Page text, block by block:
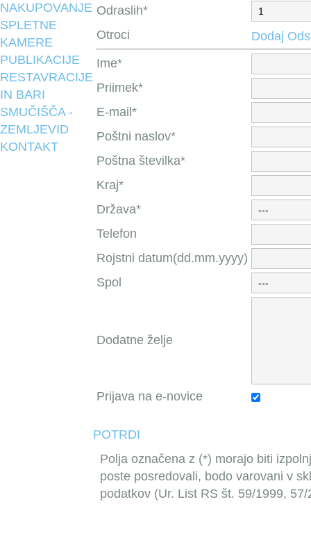
NAKUPOVANJE
SPLETNE
KAMERE
PUBLIKACIJE
RESTAVRACIJE
IN BARI
SMUČIŠČA -
ZEMLJEVID
KONTAKT
Odraslih*
Otroci
Dodaj
Ime*
Priimek*
E-mail*
Poštni naslov*
Poštna številka*
Kraj*
Država*
Telefon
Rojstni datum(dd.mm.yyyy)
Spol
Dodatne želje
Prijava na e-novice
POTRDI
Polja označena z (*) morajo biti
poste posredovali, bodo varovani v
podatkov (Ur. List RS št. 59/1999,